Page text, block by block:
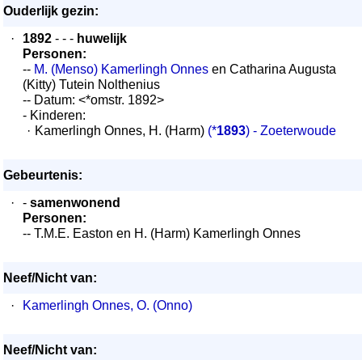
Ouderlijk gezin:
·
1892 - - - huwelijk
Personen:
-- M. (Menso) Kamerlingh Onnes en Catharina Augusta
(Kitty) Tutein Nolthenius
-- Datum: <*omstr. 1892>
- Kinderen:
· Kamerlingh Onnes, H. (Harm) (*1893) - Zoeterwoude
Gebeurtenis:
·
- samenwonend
Personen:
-- T.M.E. Easton en H. (Harm) Kamerlingh Onnes
Neef/Nicht van:
·
Kamerlingh Onnes, O. (Onno)
Neef/Nicht van: